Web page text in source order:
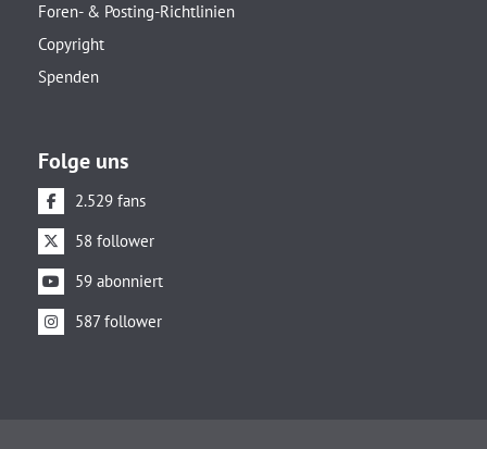
Foren- & Posting-Richtlinien
Copyright
Spenden
Folge uns
2.529 fans
58 follower
59 abonniert
587 follower